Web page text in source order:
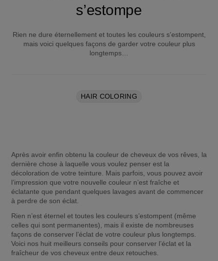
s’estompe
Rien ne dure éternellement et toutes les couleurs s'estompent,
mais voici quelques façons de garder votre couleur plus
longtemps…
HAIR COLORING
Après avoir enfin obtenu la couleur de cheveux de vos rêves, la
dernière chose à laquelle vous voulez penser est la
décoloration de votre teinture. Mais parfois, vous pouvez avoir
l’impression que votre nouvelle couleur n’est fraîche et
éclatante que pendant quelques lavages avant de commencer
à perdre de son éclat.
Rien n’est éternel et toutes les couleurs s’estompent (même
celles qui sont permanentes), mais il existe de nombreuses
façons de conserver l’éclat de votre couleur plus longtemps.
Voici nos huit meilleurs conseils pour conserver l’éclat et la
fraîcheur de vos cheveux entre deux retouches.